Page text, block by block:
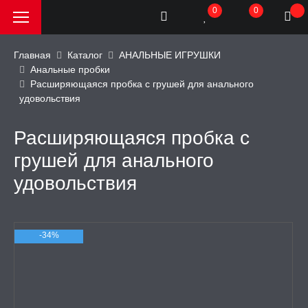
АКЦИИ и
0 0
Главная Каталог
АНАЛЬНЫЕ ИГРУШКИ
Анальные пробки
Расширяющаяся пробка с грушей для анального
удовольствия
Расширяющаяся пробка с
грушей для анального
удовольствия
-34%